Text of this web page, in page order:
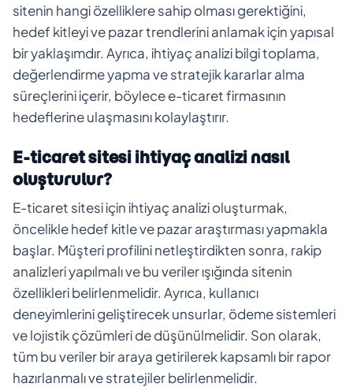
sitenin hangi özelliklere sahip olması gerektiğini,
hedef kitleyi ve pazar trendlerini anlamak için yapısal
bir yaklaşımdır. Ayrıca, ihtiyaç analizi bilgi toplama,
değerlendirme yapma ve stratejik kararlar alma
süreçlerini içerir, böylece e-ticaret firmasının
hedeflerine ulaşmasını kolaylaştırır.
E-ticaret sitesi ihtiyaç analizi nasıl
oluşturulur?
E-ticaret sitesi için ihtiyaç analizi oluşturmak,
öncelikle hedef kitle ve pazar araştırması yapmakla
başlar. Müşteri profilini netleştirdikten sonra, rakip
analizleri yapılmalı ve bu veriler ışığında sitenin
özellikleri belirlenmelidir. Ayrıca, kullanıcı
deneyimlerini geliştirecek unsurlar, ödeme sistemleri
ve lojistik çözümleri de düşünülmelidir. Son olarak,
tüm bu veriler bir araya getirilerek kapsamlı bir rapor
hazırlanmalı ve stratejiler belirlenmelidir.